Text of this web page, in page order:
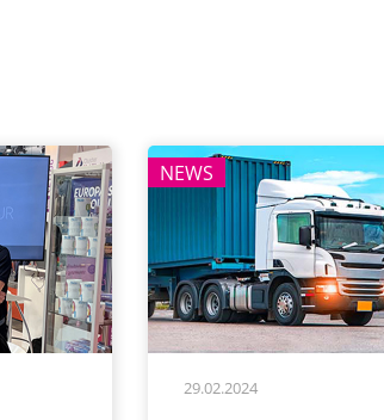
NEWS
29.02.2024..